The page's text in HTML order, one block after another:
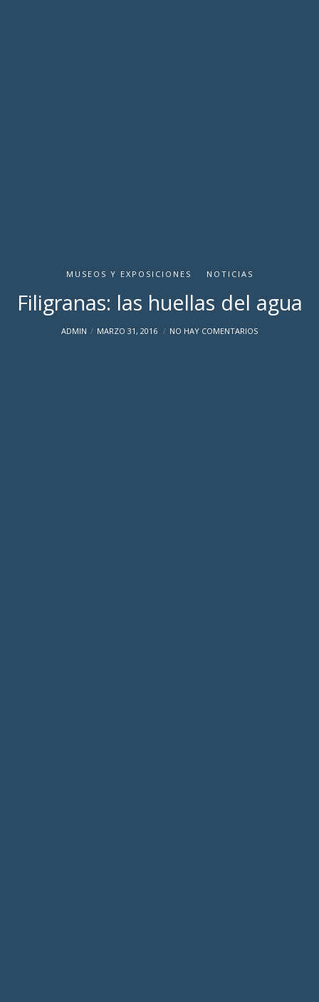
MUSEOS Y EXPOSICIONES NOTICIAS
Filigranas: las huellas del agua
ADMIN MARZO 31, 2016 NO HAY COMENTARIOS